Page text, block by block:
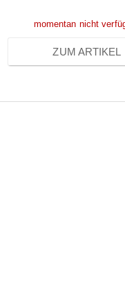
momentan nicht
ZUM ARTIKEL